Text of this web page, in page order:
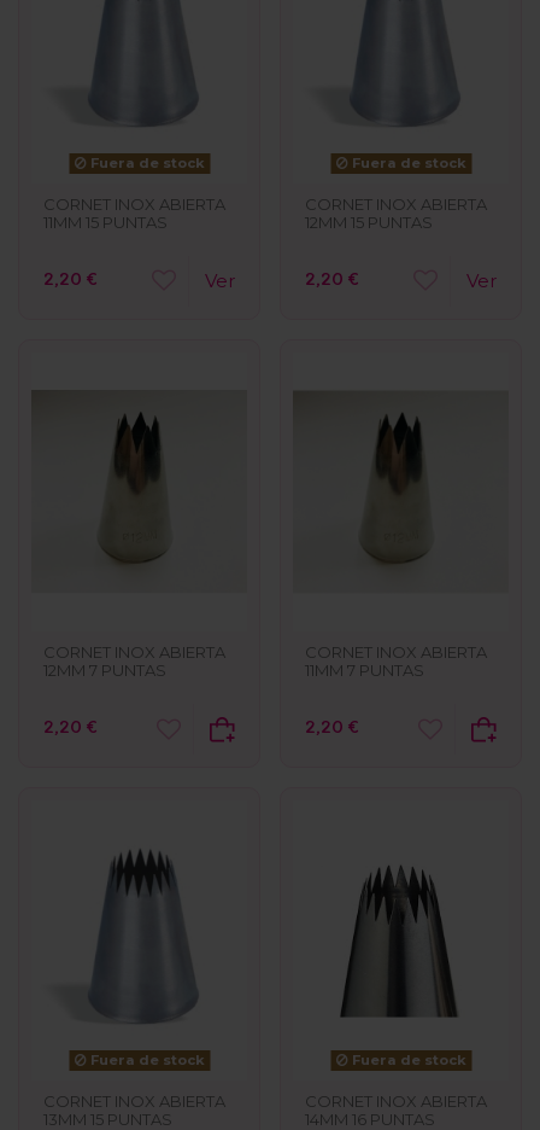
Fuera de stock
CORNET INOX ABIERTA
11MM 15 PUNTAS
2,20 € Ver
Fuera de stock
CORNET INOX ABIERTA
12MM 15 PUNTAS
2,20 € Ver
CORNET INOX ABIERTA
12MM 7 PUNTAS
2,20 €
CORNET INOX ABIERTA
11MM 7 PUNTAS
2,20 €
Fuera de stock
CORNET INOX ABIERTA
13MM 15 PUNTAS
Fuera de stock
CORNET INOX ABIERTA
14MM 16 PUNTAS